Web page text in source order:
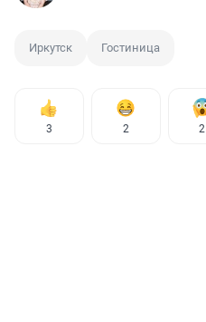
Иркутск Гостиница
3 2 2